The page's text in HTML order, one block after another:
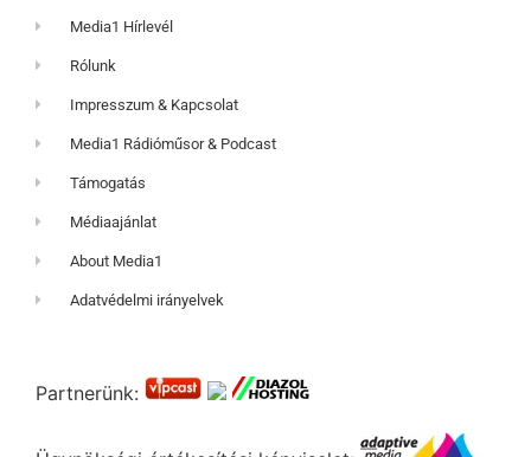
Media1 Hírlevél
Rólunk
Impresszum & Kapcsolat
Media1 Rádióműsor & Podcast
Támogatás
Médiaajánlat
About Media1
Adatvédelmi irányelvek
Partnerünk: